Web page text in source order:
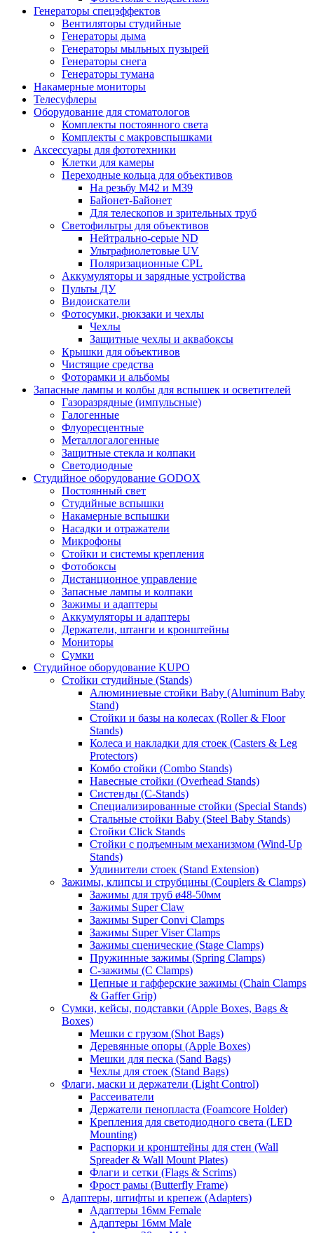
Генераторы спецэффектов
Вентиляторы студийные
Генераторы дыма
Генераторы мыльных пузырей
Генераторы снега
Генераторы тумана
Накамерные мониторы
Телесуфлеры
Оборудование для стоматологов
Комплекты постоянного света
Комплекты с макровспышками
Аксессуары для фототехники
Клетки для камеры
Переходные кольца для объективов
На резьбу М42 и М39
Байонет-Байонет
Для телескопов и зрительных труб
Светофильтры для объективов
Нейтрально-серые ND
Ультрафиолетовые UV
Поляризационные CPL
Аккумуляторы и зарядные устройства
Пульты ДУ
Видоискатели
Фотосумки, рюкзаки и чехлы
Чехлы
Защитные чехлы и аквабоксы
Крышки для объективов
Чистящие средства
Фоторамки и альбомы
Запасные лампы и колбы для вспышек и осветителей
Газоразрядные (импульсные)
Галогенные
Флуоресцентные
Металлогалогенные
Защитные стекла и колпаки
Светодиодные
Студийное оборудование GODOX
Постоянный свет
Студийные вспышки
Накамерные вспышки
Насадки и отражатели
Микрофоны
Стойки и системы крепления
Фотобоксы
Дистанционное управление
Запасные лампы и колпаки
Зажимы и адаптеры
Аккумуляторы и адаптеры
Держатели, штанги и кронштейны
Мониторы
Сумки
Студийное оборудование KUPO
Стойки студийные (Stands)
Алюминиевые стойки Baby (Aluminum Baby
Stand)
Стойки и базы на колесах (Roller & Floor
Stands)
Колеса и накладки для стоек (Casters & Leg
Protectors)
Комбо стойки (Combo Stands)
Навесные стойки (Overhead Stands)
Систенды (C-Stands)
Специализированные стойки (Special Stands)
Стальные стойки Baby (Steel Baby Stands)
Стойки Click Stands
Стойки с подъемным механизмом (Wind-Up
Stands)
Удлинители стоек (Stand Extension)
Зажимы, клипсы и струбцины (Couplers & Clamps)
Зажимы для труб ø48-50мм
Зажимы Super Claw
Зажимы Super Convi Clamps
Зажимы Super Viser Clamps
Зажимы сценические (Stage Clamps)
Пружинные зажимы (Spring Clamps)
С-зажимы (C Clamps)
Цепные и гафферские зажимы (Chain Clamps
& Gaffer Grip)
Сумки, кейсы, подставки (Apple Boxes, Bags &
Boxes)
Мешки с грузом (Shot Bags)
Деревянные опоры (Apple Boxes)
Мешки для песка (Sand Bags)
Чехлы для стоек (Stand Bags)
Флаги, маски и держатели (Light Control)
Рассеиватели
Держатели пенопласта (Foamcore Holder)
Крепления для светодиодного света (LED
Mounting)
Распорки и кронштейны для стен (Wall
Spreader & Wall Mount Plates)
Флаги и сетки (Flags & Scrims)
Фрост рамы (Butterfly Frame)
Адаптеры, штифты и крепеж (Adapters)
Адаптеры 16мм Female
Адаптеры 16мм Male